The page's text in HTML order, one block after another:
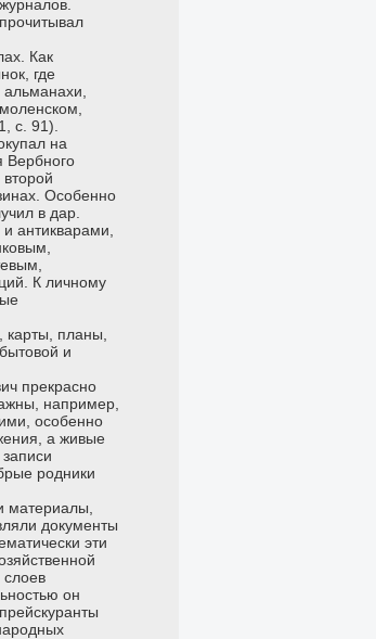
Как
где
с. 91).
на
Вербного
Особенно
в дар.
антикварами,
К личному
планы,
и
прекрасно
например,
особенно
а живые
родники
материалы,
документы
эти
слоев
он